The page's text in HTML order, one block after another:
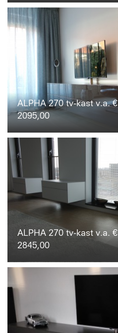
ALPHA 270 tv-kast v.a. €
2095,00
ALPHA 270 tv-kast v.a. €
2845,00